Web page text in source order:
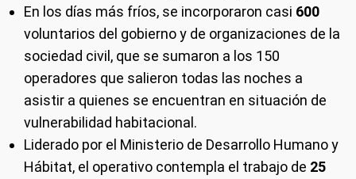
En los días más fríos, se incorporaron casi 600
voluntarios del gobierno y de organizaciones de la
sociedad civil, que se sumaron a los 150
operadores que salieron todas las noches a
asistir a quienes se encuentran en situación de
vulnerabilidad habitacional.
Liderado por el Ministerio de Desarrollo Humano y
Hábitat, el operativo contempla el trabajo de 25